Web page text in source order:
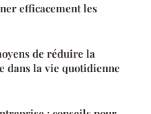
efficacement les
de réduire la
dans la vie quotidienne